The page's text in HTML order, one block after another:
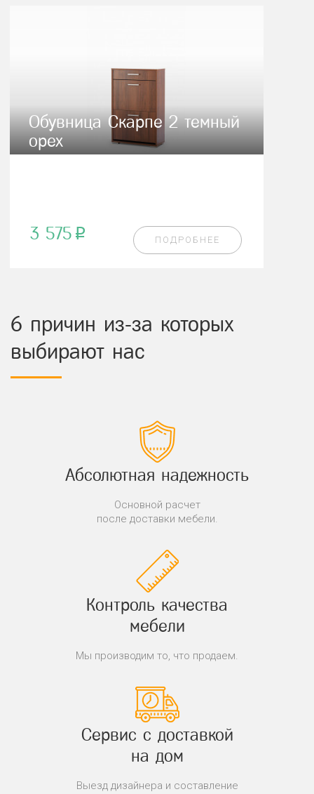
Обувница Скарпе 2 темный
орех
3 575 p
ПОДРОБНЕЕ
6 причин из-за которых
выбирают нас
Абсолютная надежность
Основной расчет
после доставки мебели.
Контроль качества
мебели
Мы производим то, что продаем.
Сервис с доставкой
на дом
Выезд дизайнера и составление